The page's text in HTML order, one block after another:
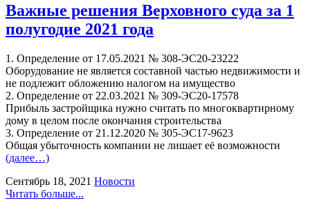
Важные решения Верховного суда за 1
полугодие 2021 года
1. Определение от 17.05.2021 № 308-ЭС20-23222
Оборудование не является составной частью недвижимости и
не подлежит обложению налогом на имущество
2. Определение от 22.03.2021 № 309-ЭС20-17578
Прибыль застройщика нужно считать по многоквартирному
дому в целом после окончания строительства
3. Определение от 21.12.2020 № 305-ЭС17-9623
Общая убыточность компании не лишает её возможности
(далее…)
Сентябрь 18, 2021 Новости
Читать больше...